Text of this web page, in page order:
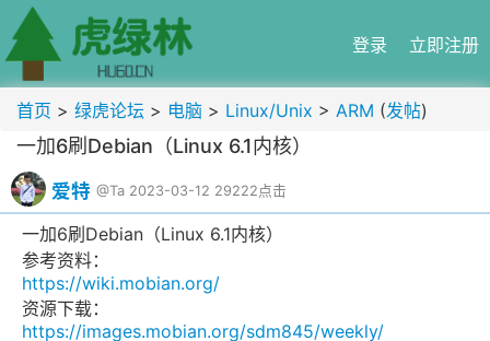
登录 立即注册
首页 > 绿虎论坛 > 电脑 > Linux/Unix > ARM (发帖)
一加6刷Debian（Linux 6.1内核）
爱特 @Ta 2023-03-12 29222点击
一加6刷Debian（Linux 6.1内核）
参考资料：
https://wiki.mobian.org/
资源下载：
https://images.mobian.org/sdm845/weekly/